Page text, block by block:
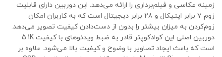
زمینه عکاسی و فیلم‌برداری را ارائه می‌دهد. این دوربین دارای قابلیت
زوم ۷ برابر اپتیکال و ۲۸ برابر دیجیتال است که به کاربران امکان
زوم‌کردن به میزان بیشتر را بدون از دست‌دادن کیفیت تصویر می‌دهد.
دوربین اصلی این کوادکوپتر قادر به ضبط ویدئوهای با کیفیت 5.1K
است که باعث ایجاد تصاویر با وضوح و کیفیت بالا می‌شود. علاوه بر